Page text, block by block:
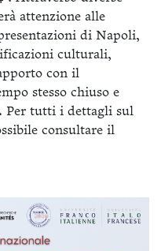
attenzione alle
di Napoli,
culturali,
con il
stesso chiuso e
Per tutti i dettagli sul
consultare il